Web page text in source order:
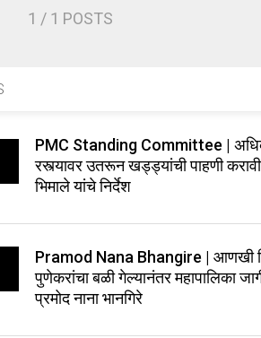
1 / 1 POSTS
PMC Standing Committee |
रस्त्यावर उतरून खड्ड्यांची पाहणी
भिमाले यांचे निर्देश
Pramod Nana Bhangire | आणखी
पुणेकरांचा बळी गेल्यानंतर महापालिका
प्रमोद नाना भानगिरे